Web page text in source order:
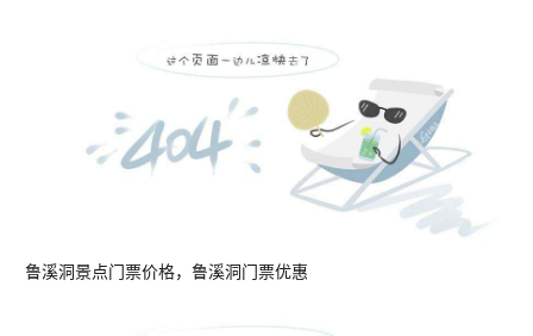
鲁溪洞景点门票价格，鲁溪洞门票优惠